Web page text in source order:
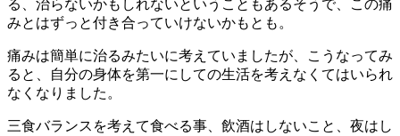
る、治らないかもしれないということもあるそうで、この痛
みとはずっと付き合っていけないかもとも。
痛みは簡単に治るみたいに考えていましたが、こうなってみ
ると、自分の身体を第一にしての生活を考えなくてはいられ
なくなりました。
三食バランスを考えて食べる事、飲酒はしないこと、夜はし